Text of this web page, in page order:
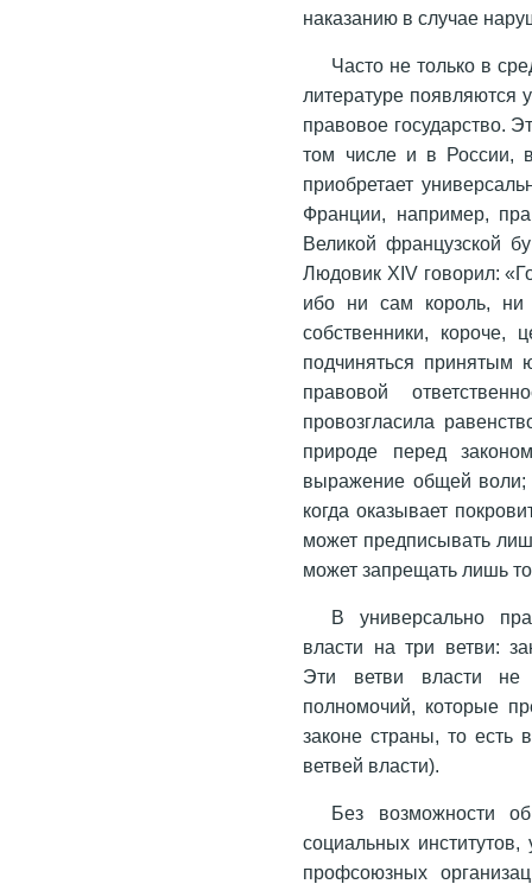
наказанию в случае
Часто не только в
литературе появляются
правовое государство.
том числе и в России,
приобретает
Франции, например,
Великой французской
Людовик XIV говорил:
ибо ни сам король, ни
собственники,
подчиняться принятым
правовой
провозгласила
природе перед
выражение общей воли;
когда оказывает
может предписывать
может запрещать лишь
В универсально
власти на три ветви:
Эти ветви власти
полномочий, которые
законе страны, то есть
ветвей власти).
Без возможности
социальных
профсоюзных